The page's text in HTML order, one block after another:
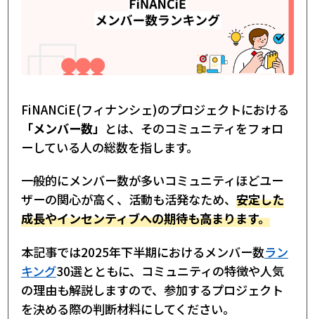
FiNANCiE(フィナンシェ)のプロジェクトにおける
「メンバー数」 とは、そのコミュニティをフォロ
ーしている人の総数を指します。
一般的にメンバー数が多いコミュニティほどユー
ザーの関心が高く、活動も活発なため、 安定した
成長やインセンティブへの期待も高まります。
本記事では2025年下半期におけるメンバー数ラン
キング30選とともに、コミュニティの特徴や人気
の理由も解説しますので、参加するプロジェクト
を決める際の判断材料にしてください。